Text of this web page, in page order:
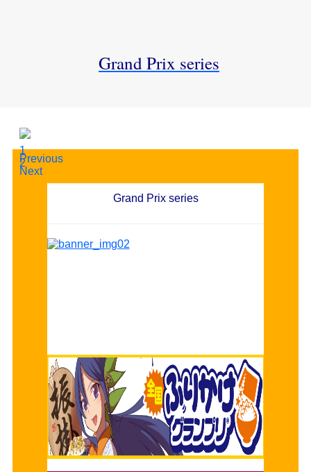
Grand Prix series
1
2
Previous
Next
Grand Prix series